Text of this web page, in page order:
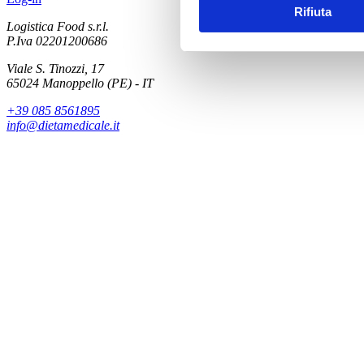
Rifiuta
Logistica Food s.r.l.
P.Iva 02201200686
Viale S. Tinozzi, 17
65024 Manoppello (PE) - IT
+39 085 8561895
info@dietamedicale.it